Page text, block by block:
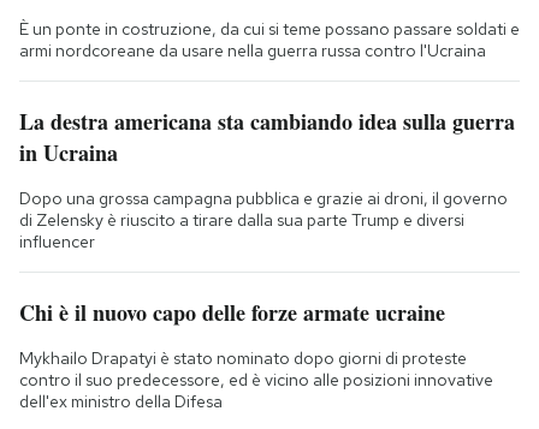
È un ponte in costruzione, da cui si teme possano passare soldati e
armi nordcoreane da usare nella guerra russa contro l'Ucraina
La destra americana sta cambiando idea sulla guerra
in Ucraina
Dopo una grossa campagna pubblica e grazie ai droni, il governo
di Zelensky è riuscito a tirare dalla sua parte Trump e diversi
influencer
Chi è il nuovo capo delle forze armate ucraine
Mykhailo Drapatyi è stato nominato dopo giorni di proteste
contro il suo predecessore, ed è vicino alle posizioni innovative
dell'ex ministro della Difesa